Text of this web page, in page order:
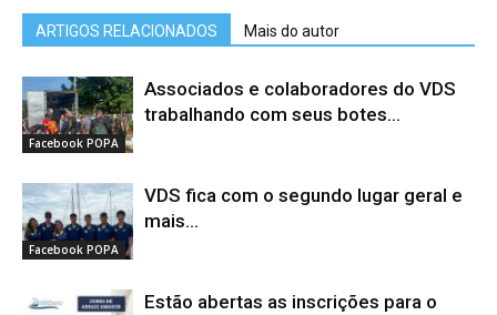
ARTIGOS RELACIONADOS Mais do autor
Facebook POPA
Associados e colaboradores do VDS
trabalhando com seus botes...
Facebook POPA
VDS fica com o segundo lugar geral e
mais...
Estão abertas as inscrições para o